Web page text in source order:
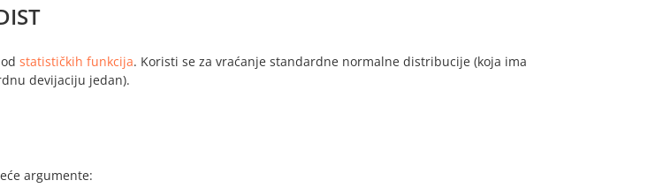
statističkih funkcija. Koristi se za vraćanje standardne normalne distribucije (koja ima
devijaciju jedan).
argumente: